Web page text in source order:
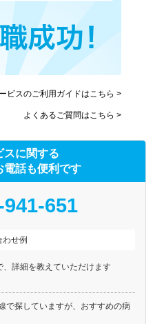
ビスのご利用ガイドはこちら >
よくあるご質問はこちら >
スに関する
電話も便利です
941-651
わせ例
、詳細を教えていただけます
で探していますが、おすすめの病